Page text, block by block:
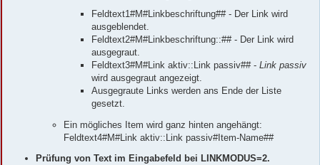
Feldtext1#M#Linkbeschriftung## - Der Link wird
ausgeblendet.
Feldtext2#M#Linkbeschriftung::## - Der Link wird
ausgegraut.
Feldtext3#M#Link aktiv::Link passiv## - Link passiv
wird ausgegraut angezeigt.
Ausgegraute Links werden ans Ende der Liste
gesetzt.
Ein mögliches Item wird ganz hinten angehängt:
Feldtext4#M#Link aktiv::Link passiv#Item-Name##
Prüfung von Text im Eingabefeld bei LINKMODUS=2.